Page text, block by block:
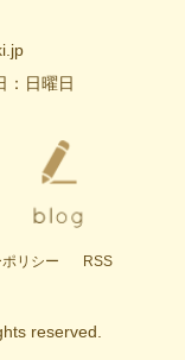
日曜日
リシー RSS
reserved.